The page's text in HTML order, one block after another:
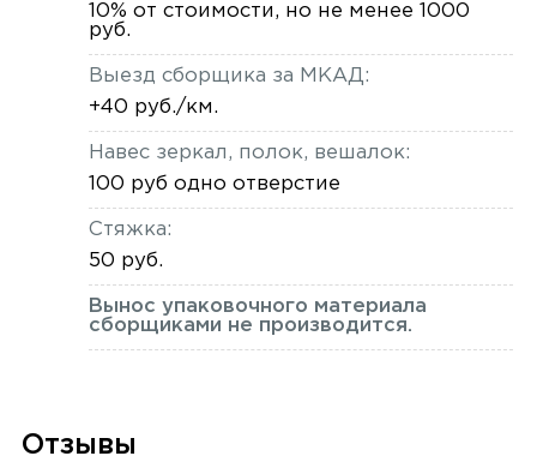
10% от стоимости, но не менее 1000
руб.
Выезд сборщика за МКАД:
+40 руб./км.
Навес зеркал, полок, вешалок:
100 руб одно отверстие
Стяжка:
50 руб.
Вынос упаковочного материала
сборщиками не производится.
Отзывы